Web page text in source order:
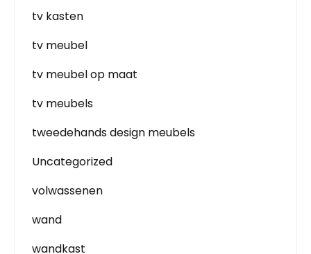
tv kasten
tv meubel
tv meubel op maat
tv meubels
tweedehands design meubels
Uncategorized
volwassenen
wand
wandkast